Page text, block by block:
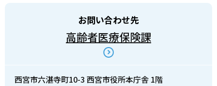
お問い合わせ先
高齢者医療保険課
西宮市六湛寺町10-3 西宮市役所本庁舎 1階